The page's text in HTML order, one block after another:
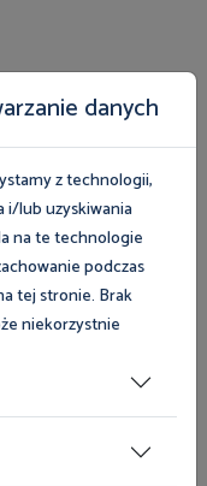
danych
z technologii,
i/lub uzyskiwania
na te technologie
podczas
tej stronie. Brak
niekorzystnie
ją wycofać lub
w przycisk
informacji